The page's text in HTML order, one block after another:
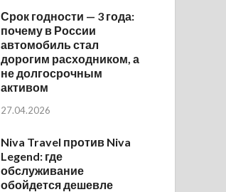
Срок годности — 3 года:
почему в России
автомобиль стал
дорогим расходником, а
не долгосрочным
активом
27.04.2026
Niva Travel против Niva
Legend: где
обслуживание
обойдется дешевле